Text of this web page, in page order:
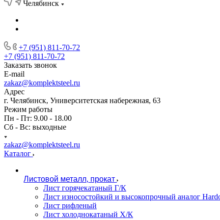
Челябинск
+7 (951) 811-70-72
+7 (951) 811-70-72
Заказать звонок
E-mail
zakaz@komplektsteel.ru
Адрес
г. Челябинск, Университетская набережная, 63
Режим работы
Пн - Пт: 9.00 - 18.00
Сб - Вс: выходные
zakaz@komplektsteel.ru
Каталог
Листовой металл, прокат
Лист горячекатаный Г/К
Лист износостойкий и высокопрочный аналог
Лист рифленый
Лист холоднокатаный Х/К